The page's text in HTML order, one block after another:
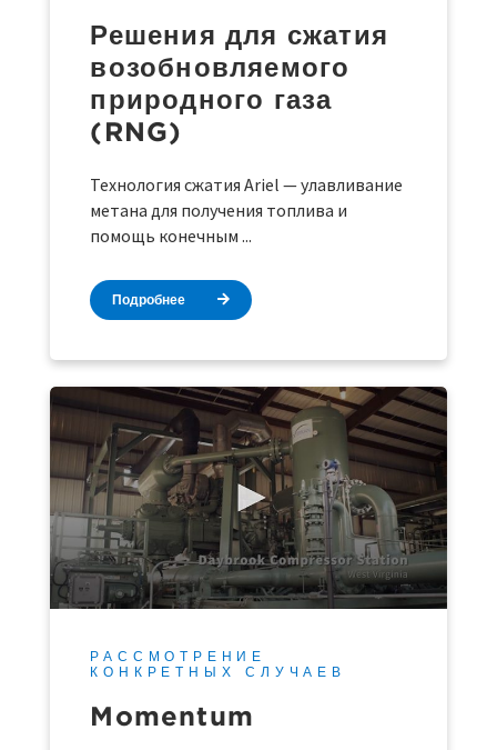
Решения для сжатия
возобновляемого
природного газа
(RNG)
Технология сжатия Ariel — улавливание
метана для получения топлива и
помощь конечным ...
Подробнее
РАССМОТРЕНИЕ
КОНКРЕТНЫХ СЛУЧАЕВ
Momentum